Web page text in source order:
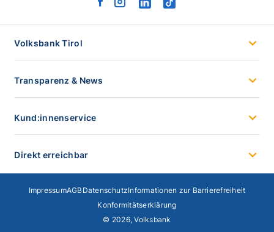
facebook
instagram
linkedintiktok
Volksbank Tirol
Transparenz & News
Kund:innenservice
Direkt erreichbar
ImpressumAGB DatenschutzInformationen zur Barrierefreiheit
Konformitätserklärung
© 2026, Volksbank